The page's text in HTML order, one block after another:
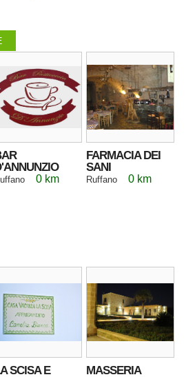
0 km
FARMACIA DEI
SANI
Ruffano 0 km
SCISA E
MASSERIA